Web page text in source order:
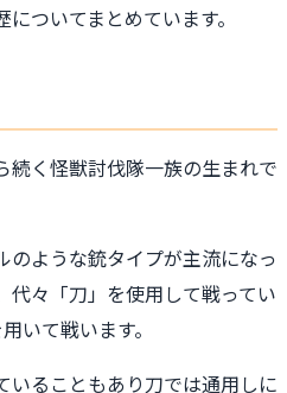
ついてまとめています。
続く怪獣討伐隊一族の生まれで
のような銃タイプが主流になっ
代々「刀」を使用して戦ってい
いて戦います。
いることもあり刀では通用しに